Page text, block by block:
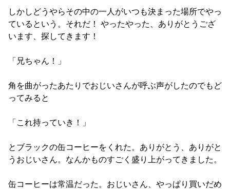
しかしどうやらその中の一人がいつも決まった場所でやっ
ているという。それだ！ やったやった、ありがとうござ
います、探してきます！
「兄ちゃん！」
角を曲がったあたりでおじいさんが呼ぶ声がしたのでもど
ってみると
「これ持っていき！」
とブラックの缶コーヒーをくれた。ありがとう、ありがと
うおじいさん。なんかものすごく盛り上がってきました。
缶コーヒーは常温だった。おじいさん、やっぱり買いだめ